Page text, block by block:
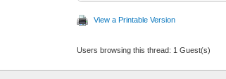
View a Printable Version
Users browsing this thread: 1 Guest(s)